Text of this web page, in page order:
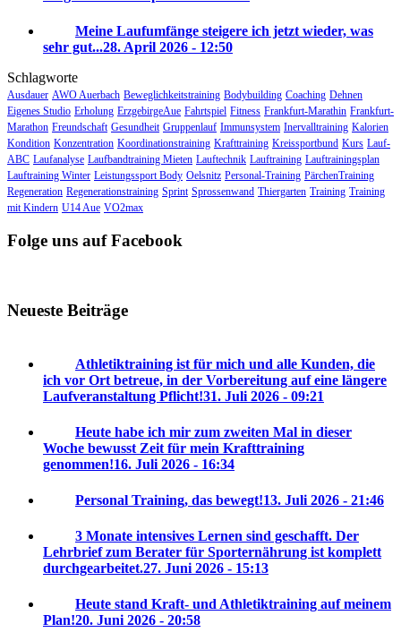
Meine Laufumfänge steigere ich jetzt wieder, was
sehr gut...28. April 2026 - 12:50
Schlagworte
Ausdauer AWO Auerbach Beweglichkeitstraining Bodybuilding Coaching Dehnen
Eigenes Studio Erholung ErzgebirgeAue Fahrtspiel Fitness Frankfurt-Marathin Frankfurt-
Marathon Freundschaft Gesundheit Gruppenlauf Immunsystem Inervalltraining Kalorien
Kondition Konzentration Koordinationstraining Krafttraining Kreissportbund Kurs Lauf-
ABC Laufanalyse Laufbandtraining Mieten Lauftechnik Lauftraining Lauftrainingsplan
Lauftraining Winter Leistungssport Body Oelsnitz Personal-Training PärchenTraining
Regeneration Regenerationstraining Sprint Sprossenwand Thiergarten Training Training
mit Kindern U14 Aue VO2max
Folge uns auf Facebook
Neueste Beiträge
Athletiktraining ist für mich und alle Kunden, die
ich vor Ort betreue, in der Vorbereitung auf eine längere
Laufveranstaltung Pflicht!31. Juli 2026 - 09:21
Heute habe ich mir zum zweiten Mal in dieser
Woche bewusst Zeit für mein Krafttraining
genommen!16. Juli 2026 - 16:34
Personal Training, das bewegt!13. Juli 2026 - 21:46
3 Monate intensives Lernen sind geschafft. Der
Lehrbrief zum Berater für Sporternährung ist komplett
durchgearbeitet.27. Juni 2026 - 15:13
Heute stand Kraft- und Athletiktraining auf meinem
Plan!20. Juni 2026 - 20:58